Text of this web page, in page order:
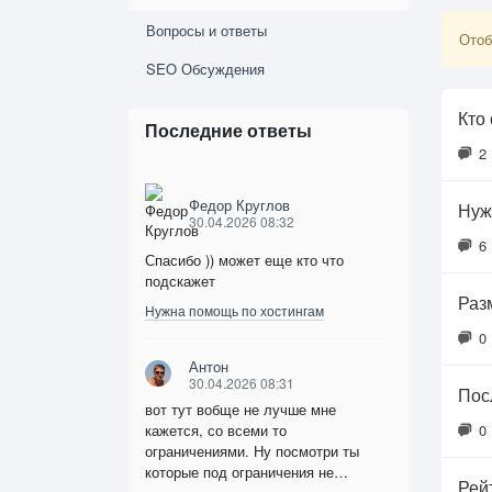
Вопросы и ответы
SEO Обсуждения
Последние ответы
Федор Круглов
30.04.2026 08:32
Спасибо )) может еще кто что
подскажет
Нужна помощь по хостингам
Антон
30.04.2026 08:31
вот тут вобще не лучше мне
кажется, со всеми то
ограничениями. Ну посмотри ты
которые под ограничения не…
2
6
0
0